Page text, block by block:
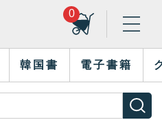
0
韓国書 電子書籍